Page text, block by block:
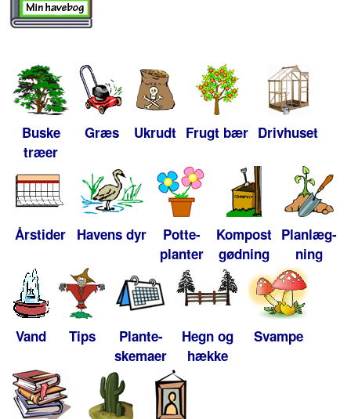
Buske
træer
Græs Ukrudt Frugt bær Drivhuset
Årstider Havens dyr
Potte-
planter
Kompost
gødning
Planlæg-
ning
Vand Tips
Plante-
skemaer
Hegn og
hække
Svampe